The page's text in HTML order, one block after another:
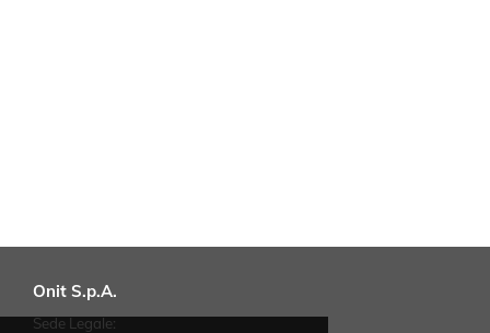
Onit S.p.A.
Sede Legale: